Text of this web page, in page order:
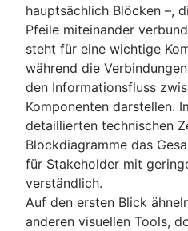
hauptsächlich Blöcken –,
Pfeile miteinander
steht für eine wichtige
während die
den Informationsfluss
Komponenten darstellen.
detaillierten technischen
Blockdiagramme das
für Stakeholder mit
verständlich.
Auf den ersten Blick
anderen visuellen Tools,